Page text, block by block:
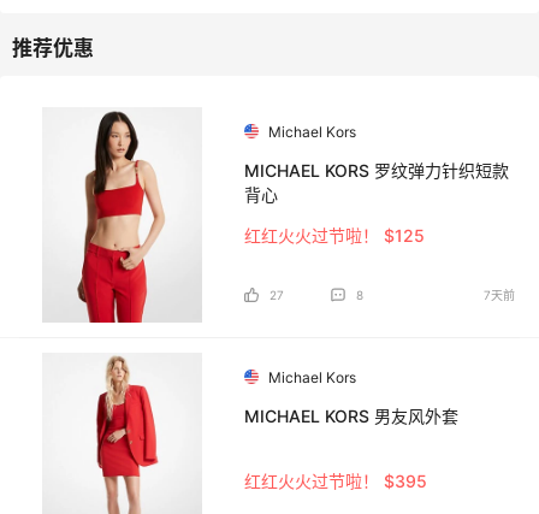
Michael Kors
MICHAEL KORS 罗纹弹力针织短款
背心
红红火火过节啦！ $125
27 8 7天前
Michael Kors
MICHAEL KORS 男友风外套
红红火火过节啦！ $395